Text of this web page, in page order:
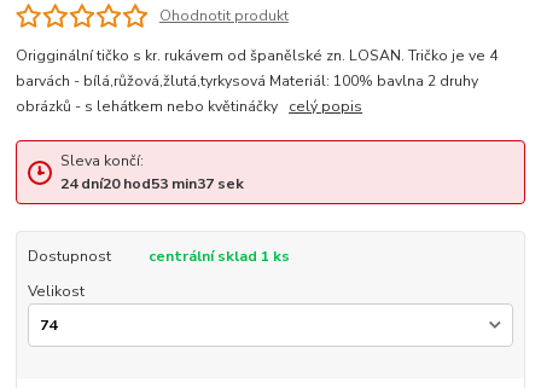
Ohodnotit produkt
Origginální tičko s kr. rukávem od španělské zn. LOSAN. Tričko je ve 4
barvách - bílá,růžová,žlutá,tyrkysová Materiál: 100% bavlna 2 druhy
obrázků - s lehátkem nebo květináčky celý popis
Sleva končí:
24 dní20hod53min37sek
Dostupnost
centrální sklad 1 ks
Velikost